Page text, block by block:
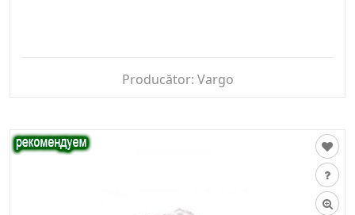
Producător: Vargo